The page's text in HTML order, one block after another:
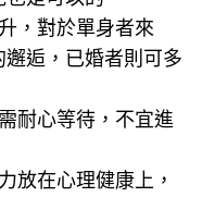
，對於單身者來
逅，已婚者則可多
耐心等待，不宜進
放在心理健康上，